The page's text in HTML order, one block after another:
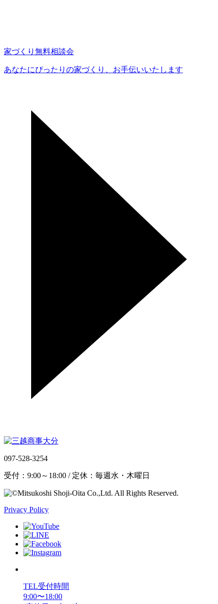
家づくり無料相談会
あなたにぴったりの家づくり、 お手伝いいたします
097-528-3254
受付：9:00～18:00 / 定休：毎週水・木曜日
Privacy Policy
TEL受付時間
9:00〜18:00